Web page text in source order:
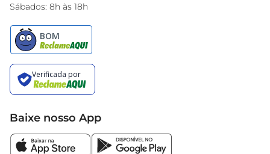
Sábados: 8h às 18h
Baixe nosso App